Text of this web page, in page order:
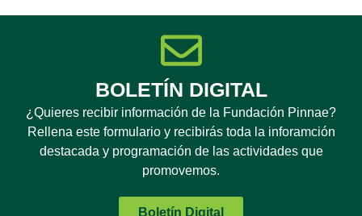
BOLETÍN DIGITAL
¿Quieres recibir información de la Fundación Pinnae?
Rellena este formulario y recibirás toda la inforamción
destacada y programación de las actividades que
promovemos.
Boletín Digital